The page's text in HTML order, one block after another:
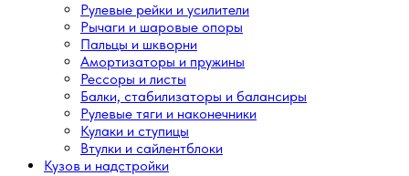
Рулевые рейки и усилители
Рычаги и шаровые опоры
Пальцы и шкворни
Амортизаторы и пружины
Рессоры и листы
Балки, стабилизаторы и балансиры
Рулевые тяги и наконечники
Кулаки и ступицы
Втулки и сайлентблоки
Кузов и надстройки